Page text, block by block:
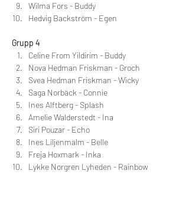
Wilma Fors - Buddy
Hedvig Backström - Egen
Grupp 4
Celine From Yildirim - Buddy
Nova Hedman Friskman - Groch
Svea Hedman Friskman - Wicky
Saga Norbäck - Connie
Ines Alftberg - Splash
Amelie Walderstedt - Ina
Siri Pouzar - Echo
Ines Liljenmalm - Belle
Freja Hoxmark - Inka
Lykke Norgren Lyheden - Rainbow